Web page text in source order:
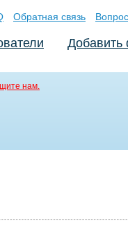
Обратная связь
нам.